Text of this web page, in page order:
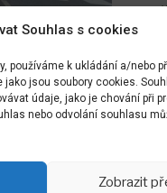
Souhlas s cookies
používáme k ukládání a/nebo
jsou soubory cookies.
údaje, jako je chování při
nebo odvolání souhlasu
Zobrazit